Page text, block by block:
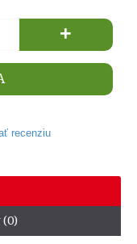
+
recenziu